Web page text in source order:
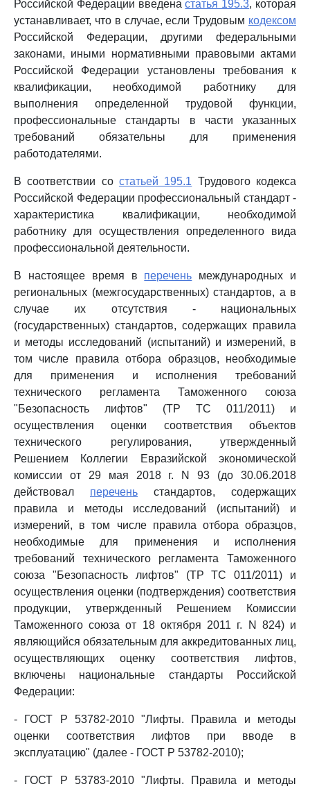
Российской Федерации введенастатья 195.3, которая
устанавливает, что в случае, если Трудовым кодексом
Российской Федерации, другими федеральными
законами, иными нормативными правовыми актами
Российской Федерации установлены требования к
квалификации, необходимой работнику для
выполнения определенной трудовой функции,
профессиональные стандарты в части указанных
требований обязательны для применения
работодателями.
В соответствии со статьей 195.1 Трудового кодекса
Российской Федерации профессиональный стандарт -
характеристика квалификации, необходимой
работнику для осуществления определенного вида
профессиональной деятельности.
В настоящее время в перечень международных и
региональных (межгосударственных) стандартов, а в
случае их отсутствия - национальных
(государственных) стандартов, содержащих правила
и методы исследований (испытаний) и измерений, в
том числе правила отбора образцов, необходимые
для применения и исполнения требований
технического регламента Таможенного союза
"Безопасность лифтов" (ТР ТС 011/2011) и
осуществления оценки соответствия объектов
технического регулирования, утвержденный
Решением Коллегии Евразийской экономической
комиссии от 29 мая 2018 г. N 93 (до 30.06.2018
действовал перечень стандартов, содержащих
правила и методы исследований (испытаний) и
измерений, в том числе правила отбора образцов,
необходимые для применения и исполнения
требований технического регламента Таможенного
союза "Безопасность лифтов" (ТР ТС 011/2011) и
осуществления оценки (подтверждения) соответствия
продукции, утвержденный Решением Комиссии
Таможенного союза от 18 октября 2011 г. N 824) и
являющийся обязательным для аккредитованных лиц,
осуществляющих оценку соответствия лифтов,
включены национальные стандарты Российской
Федерации:
- ГОСТ Р 53782-2010 "Лифты. Правила и методы
оценки соответствия лифтов при вводе в
эксплуатацию" (далее - ГОСТ Р 53782-2010);
- ГОСТ Р 53783-2010 "Лифты. Правила и методы